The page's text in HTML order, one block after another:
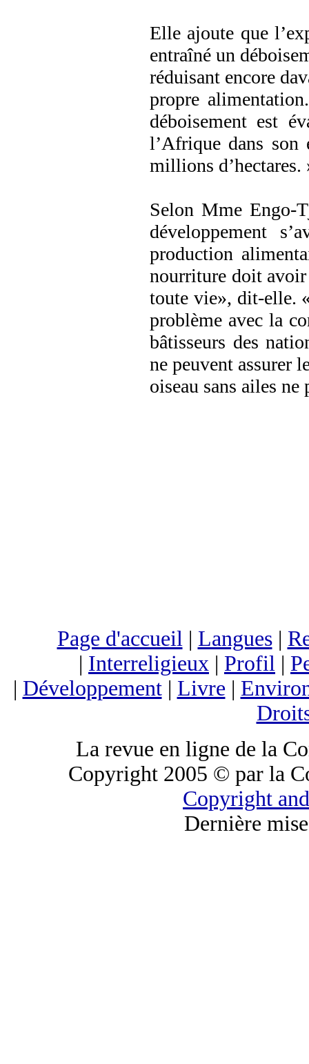
Elle ajoute que
entraîné un
réduisant encore
propre
déboisement est
l’Afrique dans son
millions d’hectares.
Selon Mme Engo-
dévelop­pement
production
nourriture doit
toute vie», dit-elle.
problème avec la
bâtisseurs des
ne peuvent assurer
oiseau sans ailes
Page d'accueil| Langues|
| Interreligieux | Profil |
| Développement| Livre |
La revue en ligne de la
Copyright 2005 © par la
Copyright
Dernière